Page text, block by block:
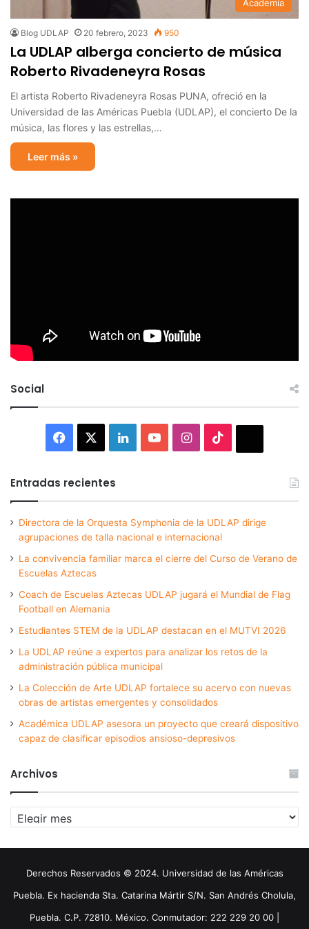
Academia
Blog UDLAP 20 febrero, 2023 950
La UDLAP alberga concierto de música
Roberto Rivadeneyra Rosas
El artista Roberto Rivadeneyra Rosas PUNA, ofreció en la
Universidad de las Américas Puebla (UDLAP), el concierto De la
música, las flores y las estrellas,…
Leer más »
Social
Facebook LinkedInYouTubeInstagram
Entradas recientes
Directora de la Orquesta Symphonia de la UDLAP dirige
agrupaciones de talla nacional e internacional
La convivencia familiar marca el cierre del Curso de Verano de
Escuelas Aztecas
Coach de Escuelas Aztecas UDLAP jugará el Mundial de Flag
Football en Alemania
Estudiantes STEM de la UDLAP destacan en el MUTVI 2026
La UDLAP reúne a expertos para analizar los retos de la
administración pública municipal
La Colección de Arte UDLAP fortalece su acervo con nuevas
obras de artistas emergentes y consolidados
Académica UDLAP asesora un proyecto que creará dispositivo
capaz de clasificar episodios ansioso-depresivos
Archivos
Archivos
Derechos Reservados © 2024. Universidad de las Américas
Puebla. Ex hacienda Sta. Catarina Mártir S/N. San Andrés Cholula,
Puebla. C.P. 72810. México. Conmutador: 222 229 20 00 |